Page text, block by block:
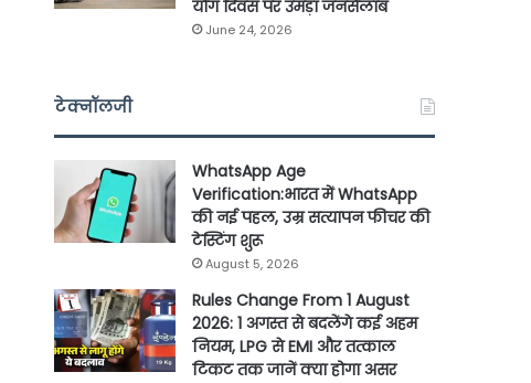
योग दिवस पर उमड़ा जनसैलाब
June 24, 2026
टेक्नॉलजी
WhatsApp Age
Verification:भारत में WhatsApp
की नई पहल, उम्र सत्यापन फीचर की
टेस्टिंग शुरू
August 5, 2026
Rules Change From 1 August
2026: 1 अगस्त से बदलेंगे कई अहम
नियम, LPG से EMI और तत्काल
टिकट तक जानें क्या होगा असर